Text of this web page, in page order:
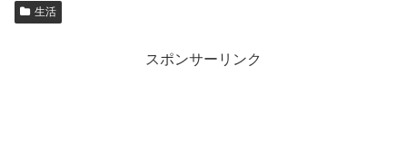
生活
スポンサーリンク